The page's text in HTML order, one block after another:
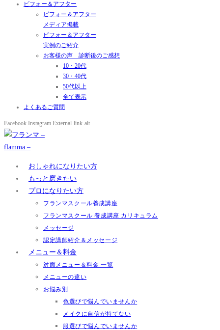
ビフォー＆アフター
ビフォー＆アフター
メディア掲載
ビフォー＆アフター
実例のご紹介
お客様の声 診断後のご感想
10・20代
30・40代
50代以上
全て表示
よくあるご質問
Facebook Instagram External-link-alt
おしゃれになりたい方
もっと磨きたい
プロになりたい方
フランマスクール養成講座
フランマスクール 養成講座 カリキュラム
メッセージ
認定講師紹介＆メッセージ
メニュー＆料金
対面メニュー＆料金 一覧
メニューの違い
お悩み別
色選びで悩んでいませんか
メイクに自信が持てない
服選びで悩んでいませんか